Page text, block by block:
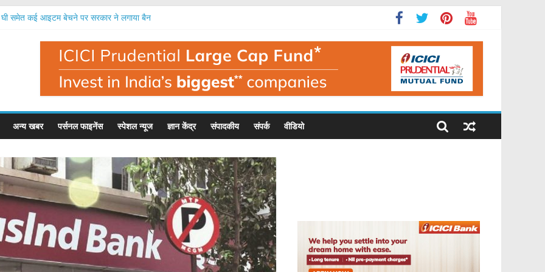
समेत कई आइटम बेचने पर सरकार ने लगाया बैन
कदम: ग्रेडिएंट इंफोटेनमेंट का ₹5,000 करोड़ के निवेश का रोडमैप
एजीएम, फंड जुटाने, नए एमडी समेत कई फैसले होंगे
ब्याज दर की पूरी जानकारी देनी होगी, आरबीआई का नियम
अन्य खबर पर्सनल फाइनेंस स्पेशल न्यूज ज्ञान केंद्र संपादकीय संपर्क वीडियो